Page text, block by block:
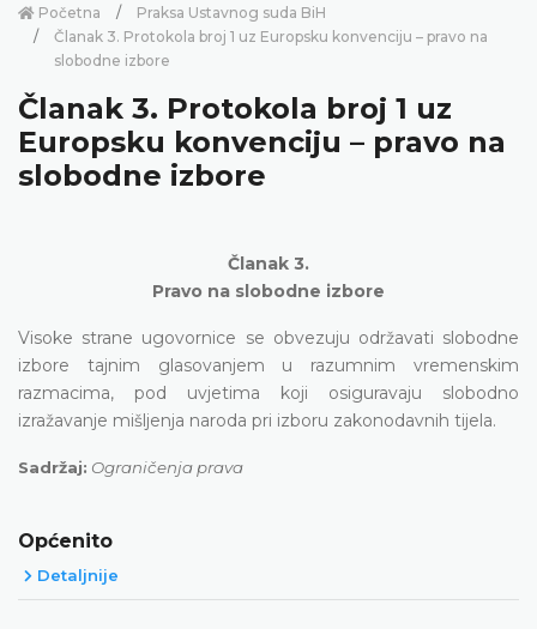
Početna
Praksa Ustavnog suda BiH
Članak 3. Protokola broj 1 uz Europsku konvenciju – pravo na
slobodne izbore
Članak 3. Protokola broj 1 uz
Europsku konvenciju – pravo na
slobodne izbore
Članak 3.
Pravo na slobodne izbore
Visoke strane ugovornice se obvezuju održavati slobodne
izbore tajnim glasovanjem u razumnim vremenskim
razmacima, pod uvjetima koji osiguravaju slobodno
izražavanje mišljenja naroda pri izboru zakonodavnih tijela.
Sadržaj: Ograničenja prava
Općenito
Detaljnije